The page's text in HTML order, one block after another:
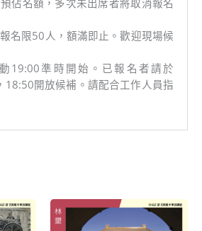
名限50人，額滿即止。歡迎現場候
19:00準時開始。已報名者請於
開放候補。請配合工作人員指